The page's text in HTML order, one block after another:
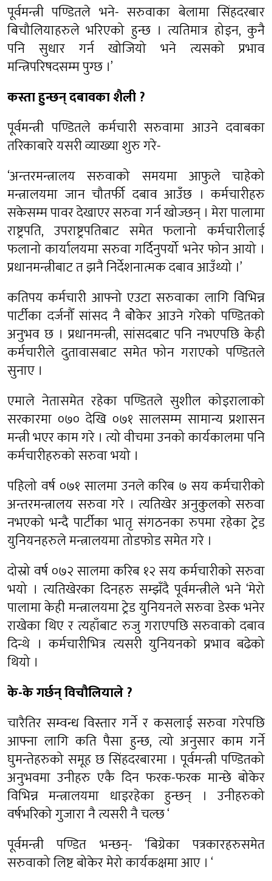
पूर्वमन्त्री पण्डितले भने- सरुवाका बेलामा सिंहदरबार
बिचौलियाहरुले भरिएको हुन्छ । त्यतिमात्र होइन, कुनै
पनि सुधार गर्न खोजियो भने त्यसको प्रभाव
मन्त्रिपरिषदसम्म पुग्छ ।’
कस्ता हुन्छन् दबावका शैली ?
पूर्वमन्त्री पण्डितले कर्मचारी सरुवामा आउने दवाबका
तरिकाबारे यसरी व्याख्या शुरु गरे-
‘अन्तरमन्त्रालय सरुवाको समयमा आफुले चाहेको
मन्त्रालयमा जान चौतर्फी दबाव आउँछ । कर्मचारीहरु
सकेसम्म पावर देखाएर सरुवा गर्न खोज्छन् । मेरा पालामा
राष्ट्रपति, उपराष्ट्रपतिबाट समेत फलानो कर्मचारीलाई
फलानो कार्यालयमा सरुवा गर्दिनुपर्यो भनेर फोन आयो ।
प्रधानमन्त्रीबाट त झनै निर्देशनात्मक दबाव आउँथ्यो ।’
कतिपय कर्मचारी आफ्नो एउटा सरुवाका लागि विभिन्न
पार्टीका दर्जनौँ सांसद नै बोेकेर आउने गरेको पण्डितको
अनुभव छ । प्रधानमन्त्री, सांसदबाट पनि नभएपछि केही
कर्मचारीले दुतावासबाट समेत फोन गराएको पण्डितले
सुनाए ।
एमाले नेतासमेत रहेका पण्डितले सुशील कोइरालाको
सरकारमा ०७० देखि ०७१ सालसम्म सामान्य प्रशासन
मन्त्री भएर काम गरे । त्यो वीचमा उनको कार्यकालमा पनि
कर्मचारीहरुको सरुवा भयो ।
पहिलो वर्ष ०७१ सालमा उनले करिब ७ सय कर्मचारीको
अन्तरमन्त्रालय सरुवा गरे । त्यतिखेर अनुकुलको सरुवा
नभएको भन्दै पार्टीका भातृ संगठनका रुपमा रहेका ट्रेड
युनियनहरुले मन्त्रालयमा तोडफोड समेत गरे ।
दोस्रो वर्ष ०७२ सालमा करिब १२ सय कर्मचारीको सरुवा
भयो । त्यतिखेरका दिनहरु सम्झँदै पूर्वमन्त्रीले भने ‘मेरो
पालामा केही मन्त्रालयमा ट्रेड युनियनले सरुवा डेस्क भनेर
राखेका थिए र त्यहाँबाट रुजु गराएपछि सरुवाको दबाव
दिन्थे । कर्मचारीभित्र त्यसरी युनियनको प्रभाव बढेको
थियो ।
के-के गर्छन् विचौलियाले ?
चारैतिर सम्वन्ध विस्तार गर्ने र कसलाई सरुवा गरेपछि
आफ्ना लागि कति पैसा हुन्छ, त्यो अनुसार काम गर्ने
घुमन्तेहरुको समूह छ सिंहदरबारमा । पूर्वमन्त्री पण्डितको
अनुभवमा उनीहरु एकै दिन फरक-फरक मान्छे बोकेर
विभिन्न मन्त्रालयमा धाइरहेका हुन्छन् । उनीहरुको
वर्षभरिको गुजारा नै त्यसरी नै चल्छ ‘
पूर्वमन्त्री पण्डित भन्छन्- ‘बिग्रेका पत्रकारहरुसमेत
सरुवाको लिष्ट बोकेर मेरो कार्यकक्षमा आए । ‘